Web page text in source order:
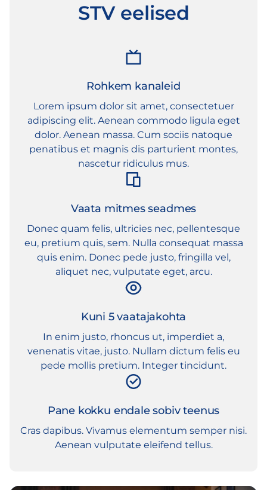
STV eelised
Rohkem kanaleid
Lorem ipsum dolor sit amet, consectetuer
adipiscing elit. Aenean commodo ligula eget
dolor. Aenean massa. Cum sociis natoque
penatibus et magnis dis parturient montes,
nascetur ridiculus mus.
Vaata mitmes seadmes
Donec quam felis, ultricies nec, pellentesque
eu, pretium quis, sem. Nulla consequat massa
quis enim. Donec pede justo, fringilla vel,
aliquet nec, vulputate eget, arcu.
Kuni 5 vaatajakohta
In enim justo, rhoncus ut, imperdiet a,
venenatis vitae, justo. Nullam dictum felis eu
pede mollis pretium. Integer tincidunt.
Pane kokku endale sobiv teenus
Cras dapibus. Vivamus elementum semper nisi.
Aenean vulputate eleifend tellus.